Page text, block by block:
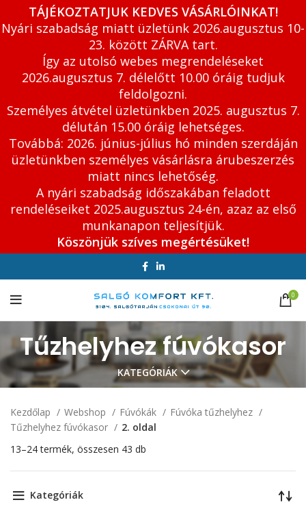
TÁJÉKOZTATJUK KEDVES VÁSÁRLÓINKAT!
Nyári szabadság miatt üzletünk 2026.augusztus 10-
23. között ZÁRVA tart.
Így az utolsó webes megrendeléseket
2026.augusztus 7. délelőtt 10.00 óráig tudjuk
feldolgozni.
Személyes átvétel üzletünkben 2025. augusztus 7.
délután 15.00 óráig lehetséges.
Továbbá: 2026. június-július hó minden szerdáján
üzletünkben személyes vásárlásra árubeszerzés
miatt nincs lehetőség.
A nyári szabadság időszakában feladott
rendeléseiket 2025.augusztus 24-én, azaz az első
munkanapon teljesítjük.
Köszönjük szíves megértésüket!
0
Tűzhelyhez fúvókasor
KATEGÓRIÁK
Kezdőlap Webshop Fúvókák
Fúvóka tűzhelyhez
Tűzhelyhez fúvókasor
2. oldal
13–24 termék, összesen 43 db
Kategóriák